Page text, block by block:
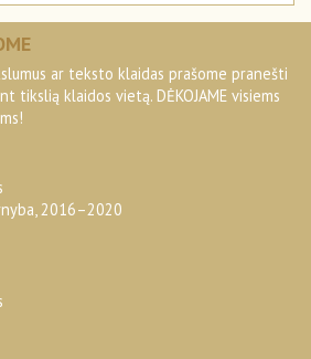
ar teksto klaidas prašome pranešti
tikslią klaidos vietą. DĖKOJAME visiems
2016–2020